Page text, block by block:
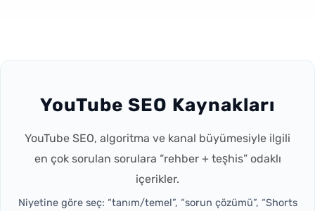
YouTube SEO Kaynakları
YouTube SEO, algoritma ve kanal büyümesiyle ilgili
en çok sorulan sorulara “rehber + teşhis” odaklı
içerikler.
Niyetine göre seç: “tanım/temel”, “sorun çözümü”, “Shorts